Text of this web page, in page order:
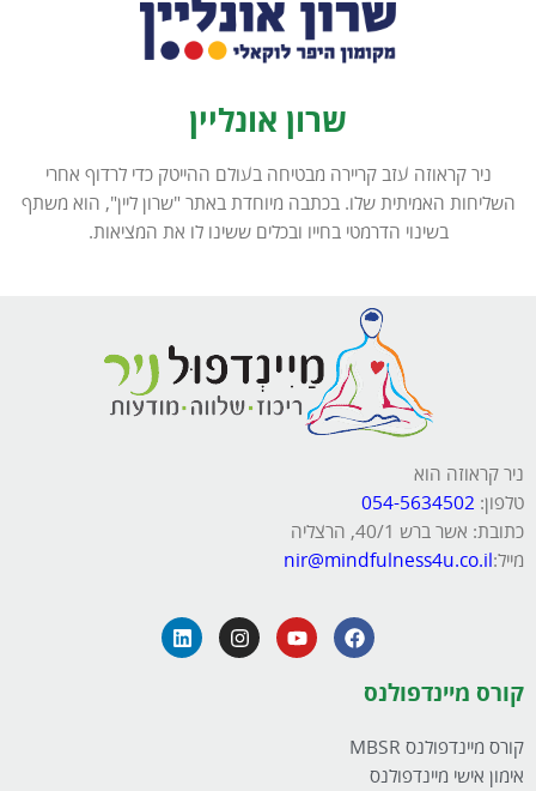
שרון אונליין
ניר קראוזה עזב קריירה מבטיחה בעולם ההייטק כדי לרדוף אחרי
השליחות האמיתית שלו. בכתבה מיוחדת באתר "שרון ליין", הוא משתף
בשינוי הדרמטי בחייו ובכלים ששינו לו את המציאות.
ניר קראוזה הוא
טלפון:
כתובת: אשר ברש 40/1, הרצליה
מייל:nir@mindfulness4u.co.il
קורס מיינדפולנס
קורס מיינדפולנס MBSR
אימון אישי מיינדפולנס